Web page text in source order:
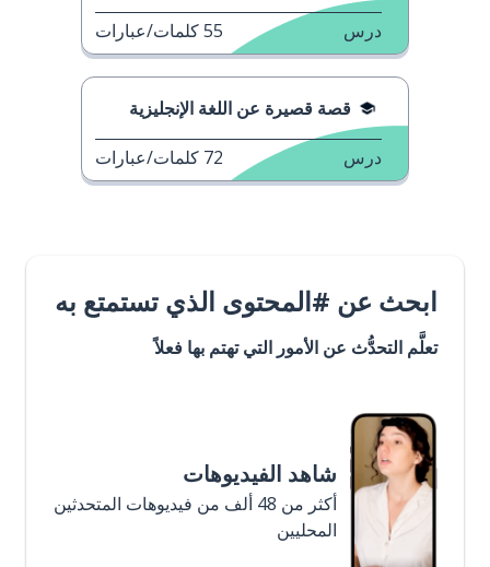
درس 55كلمات/عبارات
قصة قصيرة عن اللغة الإنجليزية
درس 72 كلمات/عبارات
ابحث عن #المحتوى الذي تستمتع به
تعلَّم التحدُّث عن الأمور التي تهتم بها فعلاً
شاهد الفيديوهات
أكثر من 48 ألف من فيديوهات المتحدثين
المحليين